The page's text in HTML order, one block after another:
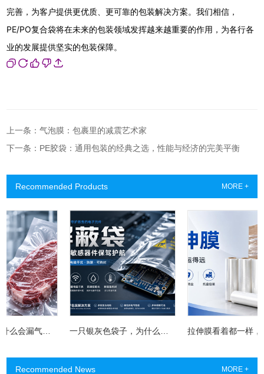
完善，为客户提供更优质、更可靠的包装解决方案。我们相信，
PE/PO复合袋将在未来的包装领域发挥越来越重要的作用，为各行各
业的发展提供坚实的包装保障。
上一条：气泡膜：包裹里的减震艺术家
下一条：PE胶袋：通用包装的经典之选，性能与经济的完美平衡
Recommended Products MORE +
尼龙真空袋为什么会漏气？PA/PE材质、厚度和选购方法一次讲清 一只银灰色袋子，为什么能救下一块昂贵电路板？屏蔽袋没你想得那么简单
Recommended News MORE +